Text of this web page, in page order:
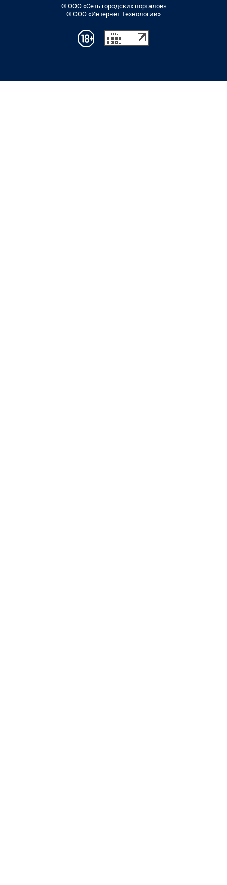
© ООО «Сеть городских порталов»
© ООО «Интернет Технологии»